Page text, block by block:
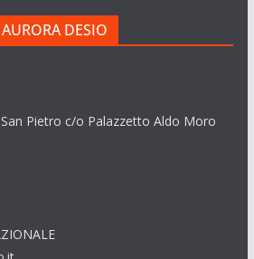
DESIO
Pietro c/o Palazzetto Aldo Moro